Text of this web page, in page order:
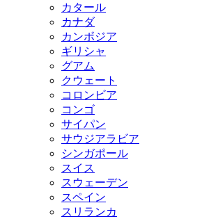
カタール
カナダ
カンボジア
ギリシャ
グアム
クウェート
コロンビア
コンゴ
サイパン
サウジアラビア
シンガポール
スイス
スウェーデン
スペイン
スリランカ